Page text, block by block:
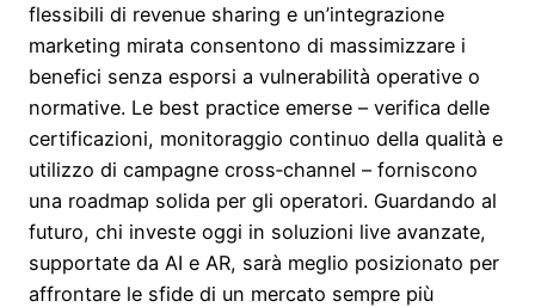
flessibili di revenue sharing e un’integrazione
marketing mirata consentono di massimizzare i
benefici senza esporsi a vulnerabilità operative o
normative. Le best practice emerse – verifica delle
certificazioni, monitoraggio continuo della qualità e
utilizzo di campagne cross‑channel – forniscono
una roadmap solida per gli operatori. Guardando al
futuro, chi investe oggi in soluzioni live avanzate,
supportate da AI e AR, sarà meglio posizionato per
affrontare le sfide di un mercato sempre più